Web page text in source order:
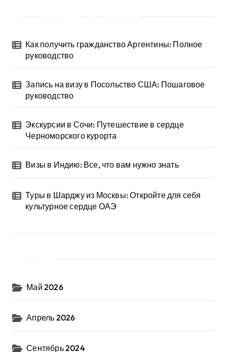
Как получить гражданство Аргентины: Полное
руководство
Запись на визу в Посольство США: Пошаговое
руководство
Экскурсии в Сочи: Путешествие в сердце
Черноморского курорта
Визы в Индию: Все, что вам нужно знать
Туры в Шарджу из Москвы: Откройте для себя
культурное сердце ОАЭ
Май 2026
Апрель 2026
Сентябрь 2024